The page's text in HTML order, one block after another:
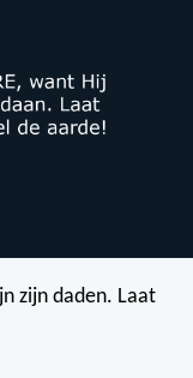
zijn daden. Laat